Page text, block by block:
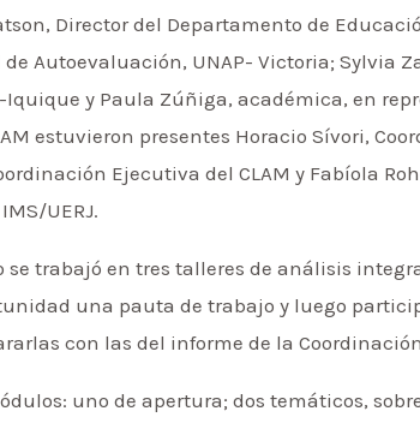
Director del Departamento de
Autoevaluación, UNAP- Victoria; Sylvia
y Paula Zúñiga, académica, en
estuvieron presentes Horacio Sívori,
Ejecutiva del CLAM y Fabíola
UERJ.
trabajó en tres talleres de análisis
una pauta de trabajo y luego
con las del informe de la
uno de apertura; dos temáticos,